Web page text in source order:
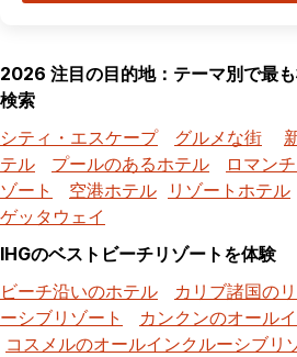
2026 注目の目的地：テーマ別で最
検索
シティ・エスケープ
グルメな街
テル
プールのあるホテル ロマン
ゾート
空港ホテル リゾートホテル
ゲッタウェイ
IHGのベストビーチリゾートを体験
ビーチ沿いのホテル
カリブ諸国の
ーシブリゾート
カンクンのオール
コスメルのオールインクルーシブリ